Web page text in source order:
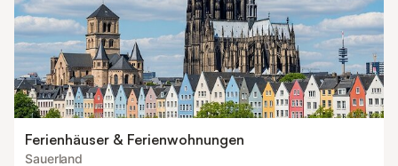
Ferienhäuser & Ferienwohnungen
Sauerland